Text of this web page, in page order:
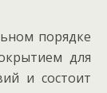
порядке
для
и состоит